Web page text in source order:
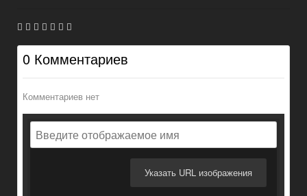
0 Комментариев
Комментариев нет
Указать URL изображения